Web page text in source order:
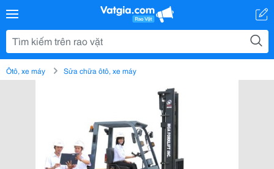
Ôtô, xe máy Sửa chữa ôtô, xe máy